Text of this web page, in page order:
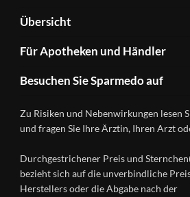
Über
Sparmedo
FAQ
Kontakt
Datenschutz
Nutzungsbedingungen
Übersicht
Herstellerverzeichnis
Produkte
A-
Ratgeber
Wirkstoffe
Gesundheitsmagazin
Für Apotheken und Händler
&
Händlerlogin
Besuchen Sie Sparmedo auf
Instagram
Zu Risiken und Nebenwirkungen lesen
und fragen Sie Ihre Ärztin, Ihren Arzt
Durchgestrichener Preis und
bezieht sich auf die unverbindliche
Herstellers oder die Abgabe nach der